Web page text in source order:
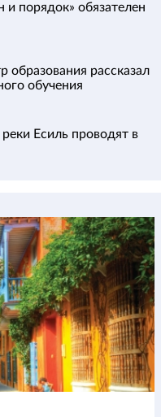
и порядок» обязателен
образования рассказал
обучения
Есиль проводят в